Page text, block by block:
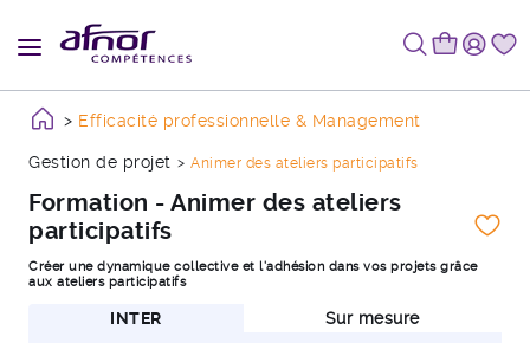
Efficacité professionnelle & Management
Gestion de projet Animer des ateliers participatifs
Formation - Animer des ateliers
participatifs
Créer une dynamique collective et l’adhésion dans vos projets grâce
aux ateliers participatifs
INTER Sur mesure